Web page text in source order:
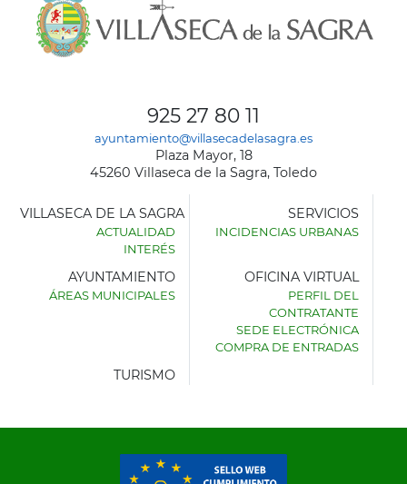
925 27 80 11
ayuntamiento@villasecadelasagra.es
Plaza Mayor, 18
45260 Villaseca de la Sagra, Toledo
AYUNTAMIENTO
VILLASECA DE LA SAGRA
ACTUALIDAD
INTERÉS
SERVICIOS
INCIDENCIAS URBANAS
AYUNTAMIENTO
ÁREAS MUNICIPALES
OFICINA VIRTUAL
PERFIL DEL
CONTRATANTE
SEDE ELECTRÓNICA
COMPRA DE ENTRADAS
TURISMO